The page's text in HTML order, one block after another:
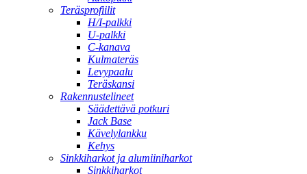
Teräsprofiilit
H/I-palkki
U-palkki
C-kanava
Kulmateräs
Levypaalu
Teräskansi
Rakennustelineet
Säädettävä potkuri
Jack Base
Kävelylankku
Kehys
Sinkkiharkot ja alumiiniharkot
Sinkkiharkot